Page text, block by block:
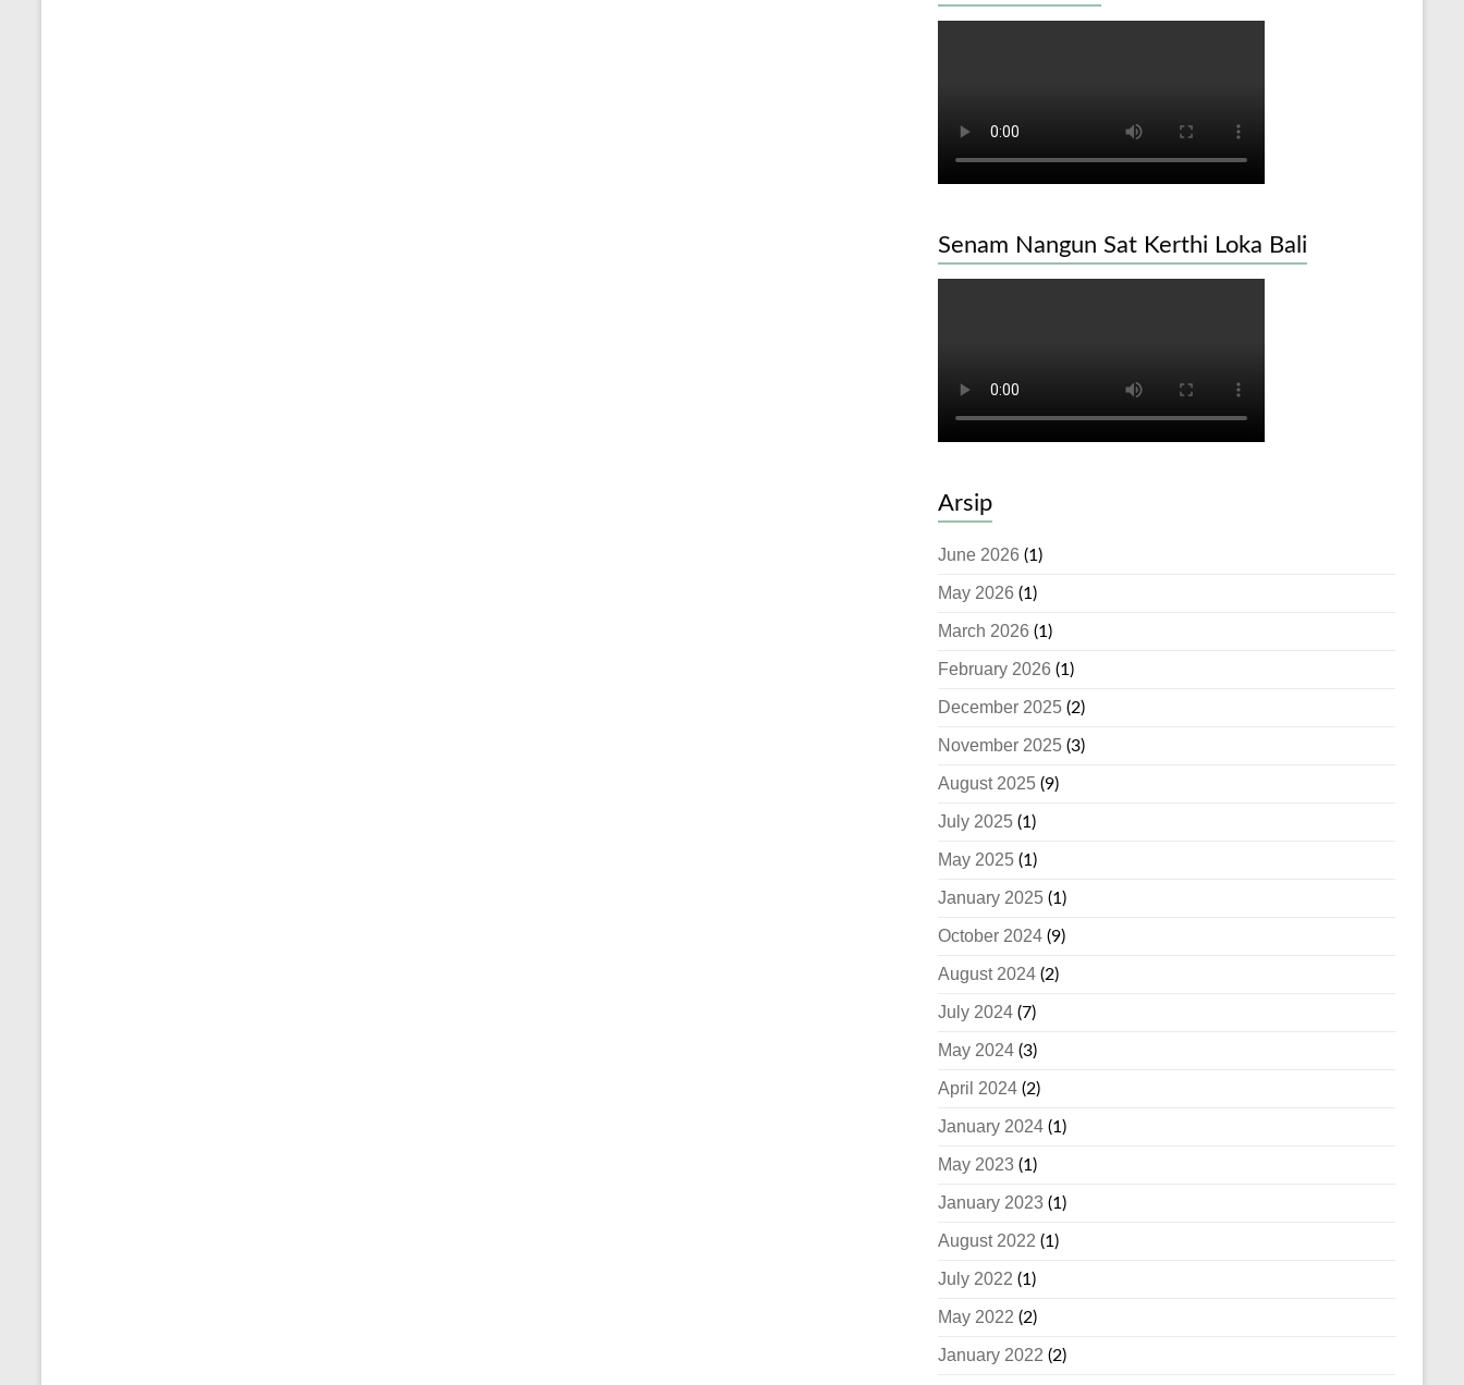
Senam Nangun Sat Kerthi Loka Bali
Arsip
June 2026 (1)
May 2026 (1)
March 2026 (1)
February 2026 (1)
December 2025 (2)
November 2025 (3)
August 2025 (9)
July 2025 (1)
May 2025 (1)
January 2025 (1)
October 2024 (9)
August 2024 (2)
July 2024 (7)
May 2024 (3)
April 2024 (2)
January 2024 (1)
May 2023 (1)
January 2023 (1)
August 2022 (1)
July 2022 (1)
May 2022 (2)
January 2022 (2)